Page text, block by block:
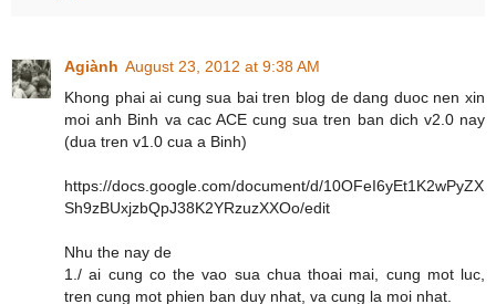
Agiành August 23, 2012 at 9:38 AM
Khong phai ai cung sua bai tren blog de dang duoc nen xin
moi anh Binh va cac ACE cung sua tren ban dich v2.0 nay
(dua tren v1.0 cua a Binh)
https://docs.google.com/document/d/10OFeI6yEt1K2wPyZX
Sh9zBUxjzbQpJ38K2YRzuzXXOo/edit
Nhu the nay de
1./ ai cung co the vao sua chua thoai mai, cung mot luc,
tren cung mot phien ban duy nhat, va cung la moi nhat.